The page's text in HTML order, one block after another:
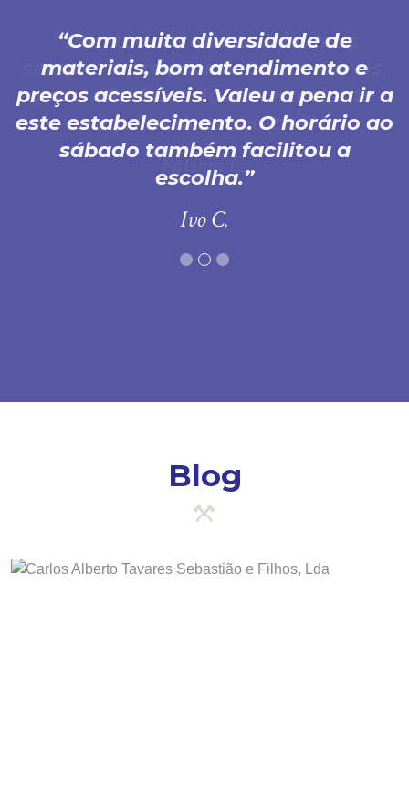
Com muita diversidade de
materiais, bom atendimento e
preços acessíveis. Valeu a pena ir a
este estabelecimento. O horário ao
sábado também facilitou a
escolha.
Ivo C.
Blog